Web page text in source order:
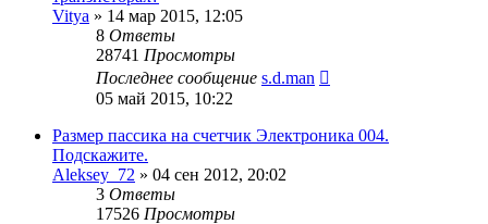
Vitya » 14 мар 2015, 12:05
8 Ответы
28741 Просмотры
Последнее сообщение s.d.man
05 май 2015, 10:22
Размер пассика на счетчик Электроника 004.
Подскажите.
Aleksey_72 » 04 сен 2012, 20:02
3 Ответы
17526 Просмотры